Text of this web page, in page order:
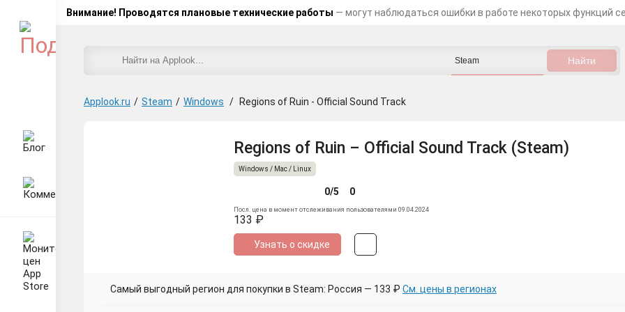
Внимание! Проводятся плановые технические работы — могут наблюдаться ошибки в работе некоторых функций
Applook.ru / Steam / Windows / Regions of Ruin - Official Sound Track
Regions of Ruin – Official Sound Track (Steam)
Windows / Mac / Linux
0/5 0
Посл. цена в момент отслеживания пользователями 09.04.2024
133 ₽
Узнать о скидке
Самый выгодный регион для покупки в Steam: Россия — 133 ₽ См. цены в регионах